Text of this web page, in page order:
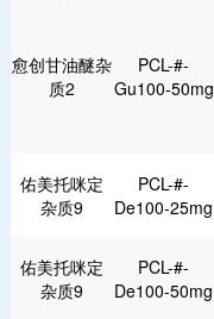
愈创甘油醚杂
质2
PCL-#-
Gu100-50mg
佑美托咪定
杂质9
PCL-#-
De100-25mg
佑美托咪定
杂质9
PCL-#-
De100-50mg